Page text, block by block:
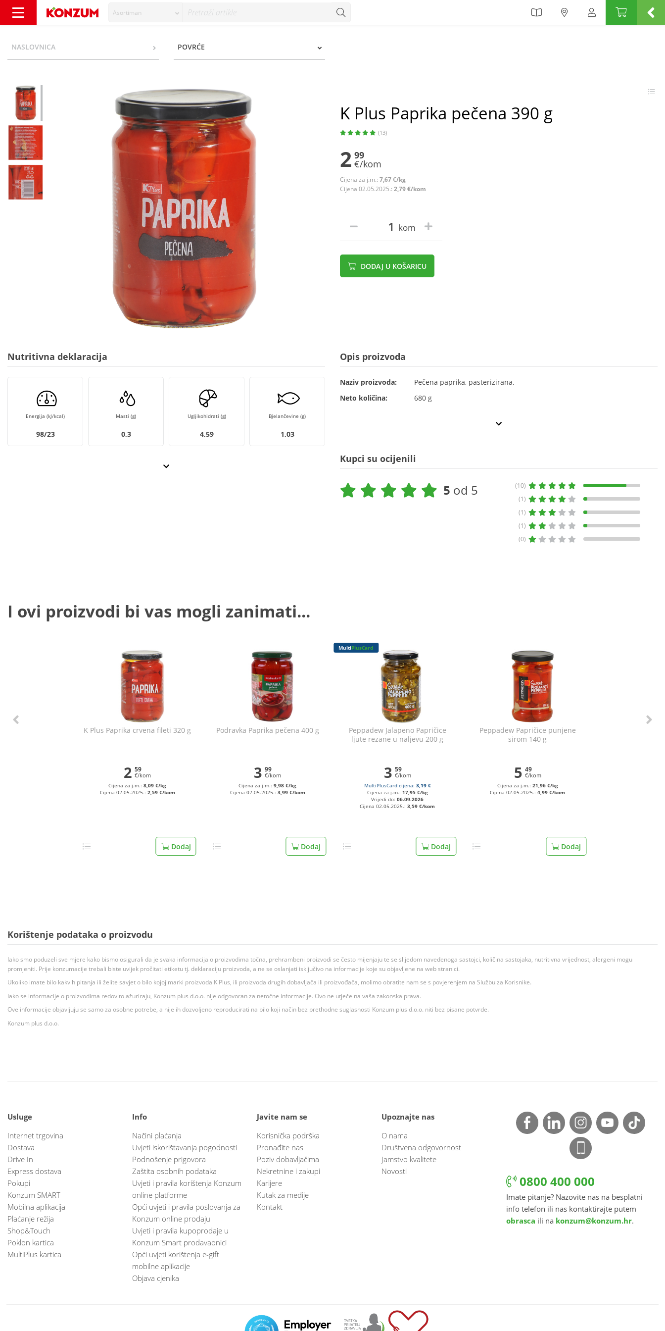
Asortiman
NASLOVNICA POVRĆE
K Plus Paprika pečena 390 g
(13)
2 99
€/kom
Cijena za j.m.: 7,67 €/kg
Cijena 02.05.2025.: 2,79 €/kom
kom
DODAJ U KOŠARICU
Nutritivna deklaracija
Energija (kJ/kcal)
98/23
Masti (g)
0,3
Ugljikohidrati (g)
4,59
Bjelančevine (g)
1,03
Opis proizvoda
Naziv proizvoda:
Pečena paprika, pasterizirana.
Neto količina:
680 g
Kupci su ocijenili
5 od 5
(10)
(1)
(1)
(1)
(0)
I ovi proizvodi bi vas mogli zanimati...
K Plus Paprika crvena fileti 320 g
2 59
€/kom
Cijena za j.m.:8,09 €/kg
Cijena 02.05.2025.: 2,59 €/kom
Dodaj
Podravka Paprika pečena 400 g
3 99
€/kom
Cijena za j.m.:9,98 €/kg
Cijena 02.05.2025.: 3,99 €/kom
Dodaj
MultiPlusCard
Peppadew Jalapeno Papričice
ljute rezane u naljevu 200 g
3 59
€/kom
MultiPlusCard cijena: 3,19 €
Cijena za j.m.: 17,95 €/kg
Vrijedi do:06.09.2026
Cijena 02.05.2025.:3,59 €/kom
Dodaj
Peppadew Papričice punjene
sirom 140 g
5 49
€/kom
Cijena za j.m.: 21,96 €/kg
Cijena 02.05.2025.:4,99 €/kom
Dodaj
Korištenje podataka o proizvodu
Iako smo poduzeli sve mjere kako bismo osigurali da je svaka informacija o proizvodima točna, prehrambeni proizvodi se često mijenjaju te se slijedom navedenoga sastojci, količina sastojaka, nutritivna vrijednost, alergeni mogu
promjeniti. Prije konzumacije trebali biste uvijek pročitati etiketu tj. deklaraciju proizvoda, a ne se oslanjati isključivo na informacije koje su objavljene na web stranici.
Ukoliko imate bilo kakvih pitanja ili želite savjet o bilo kojoj marki proizvoda K Plus, ili proizvoda drugih dobavljača ili proizvođača, molimo obratite nam se s povjerenjem na Službu za Korisnike.
Iako se informacije o proizvodima redovito ažuriraju, Konzum plus d.o.o. nije odgovoran za netočne informacije. Ovo ne utječe na vaša zakonska prava.
Ove informacije objavljuju se samo za osobne potrebe, a nije ih dozvoljeno reproducirati na bilo koji način bez prethodne suglasnosti Konzum plus d.o.o. niti bez pisane potvrde.
Konzum plus d.o.o.
Usluge
Internet trgovina
Dostava
Drive In
Express dostava
Pokupi
Konzum SMART
Mobilna aplikacija
Plaćanje režija
Shop&Touch
Poklon kartica
MultiPlus kartica
Info
Načini plaćanja
Uvjeti iskorištavanja pogodnosti
Podnošenje prigovora
Zaštita osobnih podataka
Uvjeti i pravila korištenja Konzum
online platforme
Opći uvjeti i pravila poslovanja za
Konzum online prodaju
Uvjeti i pravila kupoprodaje u
Konzum Smart prodavaonici
Opći uvjeti korištenja e-gift
mobilne aplikacije
Objava cjenika
Javite nam se
Korisnička podrška
Pronađite nas
Poziv dobavljačima
Nekretnine i zakupi
Karijere
Kutak za medije
Kontakt
Upoznajte nas
O nama
Društvena odgovornost
Jamstvo kvalitete
Novosti
0800 400 000
Imate pitanje? Nazovite nas na besplatni
info telefon ili nas kontaktirajte putem
obrasca ili na konzum@konzum.hr.